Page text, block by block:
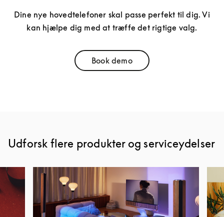
Dine nye hovedtelefoner skal passe perfekt til dig. Vi
kan hjælpe dig med at træffe det rigtige valg.
Book demoLink Opens in New Tab
Udforsk flere produkter og serviceydelser